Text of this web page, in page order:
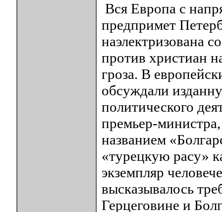
Вся Европа с
предпримет
наэлектризована
против христиан
гроза. В
обсуждали
политического
премьер-
названием
«турецкую расу»
экземпляр
высказывалось
Герцеговине и